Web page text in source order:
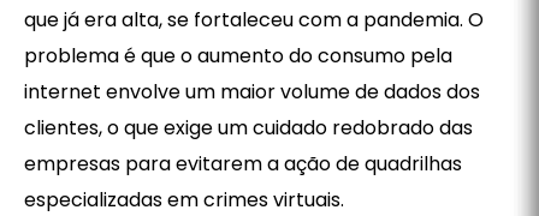
que já era alta, se fortaleceu com a pandemia. O
problema é que o aumento do consumo pela
internet envolve um maior volume de dados dos
clientes, o que exige um cuidado redobrado das
empresas para evitarem a ação de quadrilhas
especializadas em crimes virtuais.